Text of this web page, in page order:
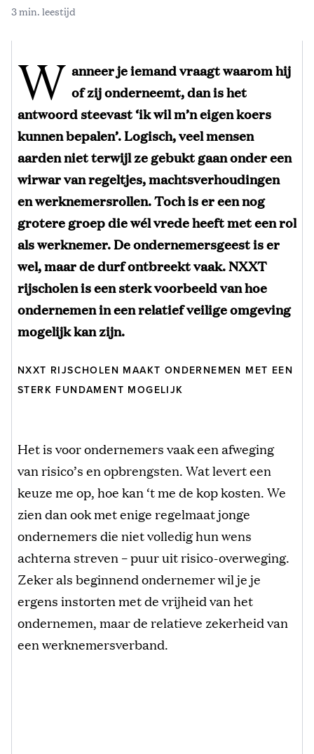
3 min. leestijd
W anneer je iemand vraagt waarom hij
of zij onderneemt, dan is het
antwoord steevast ‘ik wil m’n eigen koers
kunnen bepalen’. Logisch, veel mensen
aarden niet terwijl ze gebukt gaan onder een
wirwar van regeltjes, machtsverhoudingen
en werknemersrollen. Toch is er een nog
grotere groep die wél vrede heeft met een rol
als werknemer. De ondernemersgeest is er
wel, maar de durf ontbreekt vaak. NXXT
rijscholen is een sterk voorbeeld van hoe
ondernemen in een relatief veilige omgeving
mogelijk kan zijn.
NXXT RIJSCHOLEN MAAKT ONDERNEMEN MET EEN
STERK FUNDAMENT MOGELIJK
Het is voor ondernemers vaak een afweging
van risico’s en opbrengsten. Wat levert een
keuze me op, hoe kan ‘t me de kop kosten. We
zien dan ook met enige regelmaat jonge
ondernemers die niet volledig hun wens
achterna streven – puur uit risico-overweging.
Zeker als beginnend ondernemer wil je je
ergens instorten met de vrijheid van het
ondernemen, maar de relatieve zekerheid van
een werknemersverband.